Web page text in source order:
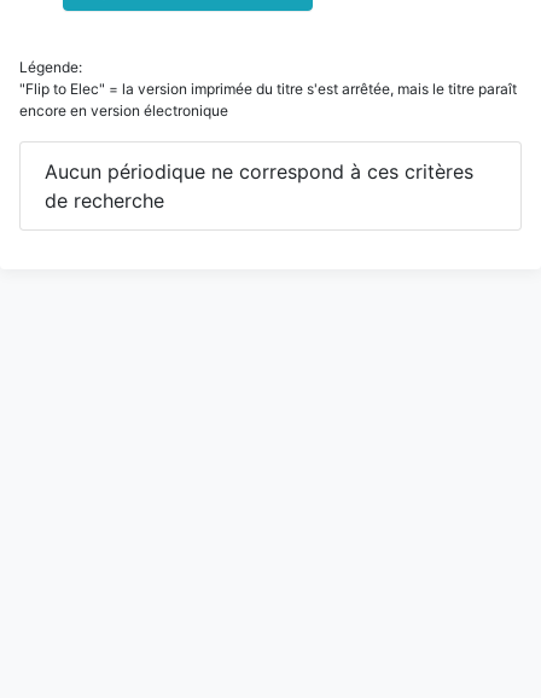
Légende:
"Flip to Elec" = la version imprimée du titre s'est arrêtée, mais le titre paraît
encore en version électronique
Aucun périodique ne correspond à ces critères
de recherche